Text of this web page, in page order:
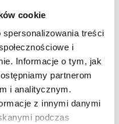
cookie
treści
i
Informacje o tym, jak
partnerom
i analitycznym.
z innymi danymi
podczas
2024/2025
2025/2026